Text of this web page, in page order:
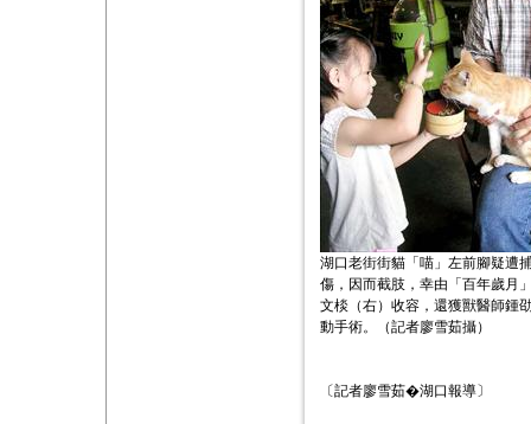
湖口老街街貓「喵」左前腳疑遭
傷，因而截肢，幸由「百年歲月
文棪（右）收容，還獲獸醫師鍾
動手術。（記者廖雪茹攝）
〔記者廖雪茹�湖口報導〕